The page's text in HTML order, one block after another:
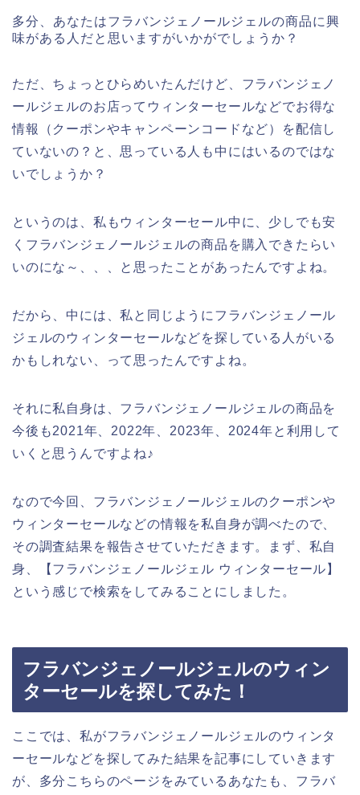
多分、あなたはフラバンジェノールジェルの商品に興
味がある人だと思いますがいかがでしょうか？
ただ、ちょっとひらめいたんだけど、フラバンジェノ
ールジェルのお店ってウィンターセールなどでお得な
情報（クーポンやキャンペーンコードなど）を配信し
ていないの？と、思っている人も中にはいるのではな
いでしょうか？
というのは、私もウィンターセール中に、少しでも安
くフラバンジェノールジェルの商品を購入できたらい
いのにな～、、、と思ったことがあったんですよね。
だから、中には、私と同じようにフラバンジェノール
ジェルのウィンターセールなどを探している人がいる
かもしれない、って思ったんですよね。
それに私自身は、フラバンジェノールジェルの商品を
今後も2021年、2022年、2023年、2024年と利用して
いくと思うんですよね♪
なので今回、フラバンジェノールジェルのクーポンや
ウィンターセールなどの情報を私自身が調べたので、
その調査結果を報告させていただきます。まず、私自
身、【フラバンジェノールジェル ウィンターセール】
という感じで検索をしてみることにしました。
フラバンジェノールジェルのウィン
ターセールを探してみた！
ここでは、私がフラバンジェノールジェルのウィンタ
ーセールなどを探してみた結果を記事にしていきます
が、多分こちらのページをみているあなたも、フラバ